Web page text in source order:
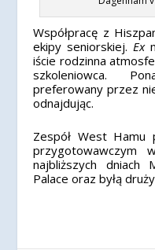
Współpracę z
ekipy seniorskiej. Ex
iście rodzinna
szkoleniowca.
preferowany przez
odnajdując.
Zespół West Hamu
przygotowawczym
najbliższych
Palace oraz byłą